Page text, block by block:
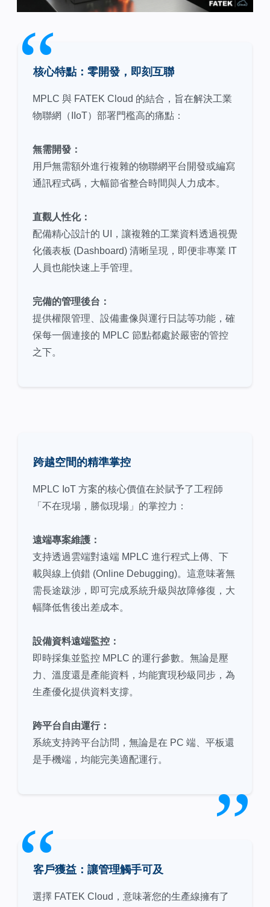
核心特點：零開發，即刻互聯
MPLC 與 FATEK Cloud 的結合，旨在解決工業
物聯網（IIoT）部署門檻高的痛點：
無需開發：
用戶無需額外進行複雜的物聯網平台開發或編寫
通訊程式碼，大幅節省整合時間與人力成本。
直觀人性化：
配備精心設計的 UI，讓複雜的工業資料透過視覺
化儀表板 (Dashboard) 清晰呈現，即便非專業 IT
人員也能快速上手管理。
完備的管理後台：
提供權限管理、設備畫像與運行日誌等功能，確
保每一個連接的 MPLC 節點都處於嚴密的管控
之下。
跨越空間的精準掌控
MPLC IoT 方案的核心價值在於賦予了工程師
「不在現場，勝似現場」的掌控力：
遠端專案維護：
支持透過雲端對遠端 MPLC 進行程式上傳、下
載與線上偵錯 (Online Debugging)。這意味著無
需長途跋涉，即可完成系統升級與故障修復，大
幅降低售後出差成本。
設備資料遠端監控：
即時採集並監控 MPLC 的運行參數。無論是壓
力、溫度還是產能資料，均能實現秒級同步，為
生產優化提供資料支撐。
跨平台自由運行：
系統支持跨平台訪問，無論是在 PC 端、平板還
是手機端，均能完美適配運行。
客戶獲益：讓管理觸手可及
選擇 FATEK Cloud，意味著您的生產線擁有了